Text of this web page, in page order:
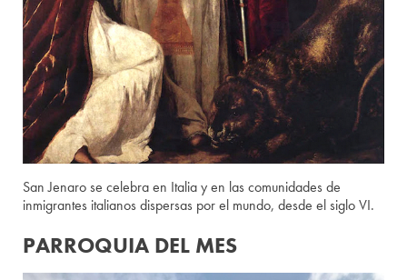
San Jenaro se celebra en Italia y en las comunidades de
inmigrantes italianos dispersas por el mundo, desde el siglo VI.
PARROQUIA DEL MES